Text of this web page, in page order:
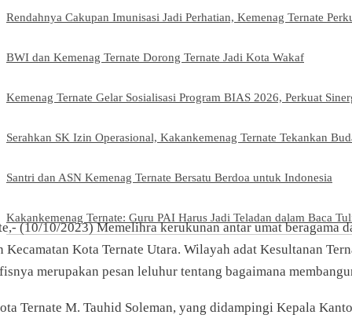
Rendahnya Cakupan Imunisasi Jadi Perhatian, Kemenag Ternate
BWI dan Kemenag Ternate Dorong Ternate Jadi Kota Wakaf
Kemenag Ternate Gelar Sosialisasi Program BIAS 2026, Perkuat
Serahkan SK Izin Operasional, Kakankemenag Ternate Tekankan
Santri dan ASN Kemenag Ternate Bersatu Berdoa untuk Indonesia
Kakankemenag Ternate: Guru PAI Harus Jadi Teladan dalam Baca
(10/10/2023) Memelihra kerukunan antar umat
Kecamatan Kota Ternate Utara. Wilayah adat Kesultanan
merupakan pesan leluhur tentang bagaimana
Ternate M. Tauhid Soleman, yang didampingi Kepala